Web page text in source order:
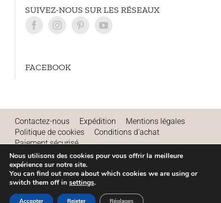
SUIVEZ-NOUS SUR LES RÉSEAUX
FACEBOOK
Contactez-nous Expédition
Mentions légales
Politique de cookies
Conditions d’achat
Paiement sécurisé
Remboursements et annulations
Conditions d’utilisation
Nous utilisons des cookies pour vous offrir la meilleure
expérience sur notre site.
You can find out more about which cookies we are using or
switch them off in settings.
Accepter Rejeter Réglages